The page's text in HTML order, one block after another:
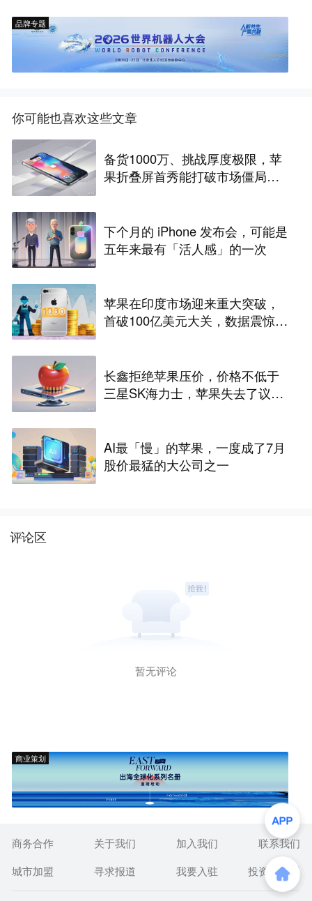
品牌专题
你可能也喜欢这些文章
备货1000万、挑战厚度极限，苹
果折叠屏首秀能打破市场僵局
下个月的 iPhone 发布会，可能是
五年来最有「活人感」的一次
苹果在印度市场迎来重大突破，
首破100亿美元大关，数据震惊世
长鑫拒绝苹果压价，价格不低于
三星SK海力士，苹果失去了议价
AI最「慢」的苹果，一度成了7月
股价最猛的大公司之一
评论区
暂无评论
商业策划
商务合作 关于我们 加入我们
联系我们
城市加盟
寻求报道 我要入驻 投资者关系